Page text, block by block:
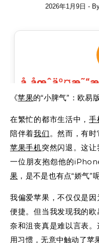
2026年1月9日 -
《苹果的“小脾气”：欧易
在繁忙的都市生活中，手
陪伴着我们。然而，有
苹果手机突然闪退。这
一位朋友抱怨他的
果 ，是不是也有点“娇气”
我偏爱苹果，不仅仅是
便捷。但当我发现我的欧
奈和沮丧真是难以言表
用习惯，无意中触动了苹